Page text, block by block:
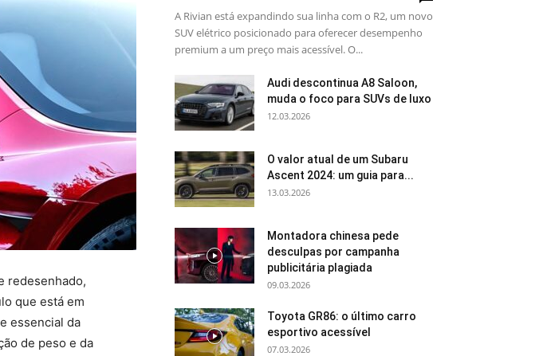
redesenhado,
que está em
essencial da
de peso e da
A Rivian está expandindo sua linha com o R2, um novo
SUV elétrico posicionado para oferecer desempenho
premium a um preço mais acessível. O...
Audi descontinua A8 Saloon,
muda o foco para SUVs de luxo
12.03.2026
O valor atual de um Subaru
Ascent 2024: um guia para...
13.03.2026
Montadora chinesa pede
desculpas por campanha
publicitária plagiada
09.03.2026
Toyota GR86: o último carro
esportivo acessível
07.03.2026